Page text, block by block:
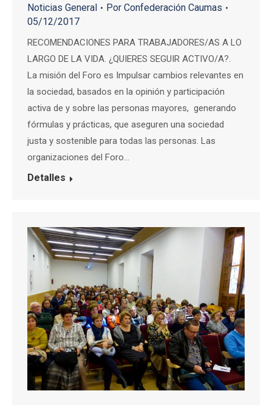
Noticias General Por Confederación Caumas
05/12/2017
RECOMENDACIONES PARA TRABAJADORES/AS A LO
LARGO DE LA VIDA. ¿QUIERES SEGUIR ACTIVO/A?.
La misión del Foro es Impulsar cambios relevantes en
la sociedad, basados en la opinión y participación
activa de y sobre las personas mayores, generando
fórmulas y prácticas, que aseguren una sociedad
justa y sostenible para todas las personas. Las
organizaciones del Foro…
Detalles